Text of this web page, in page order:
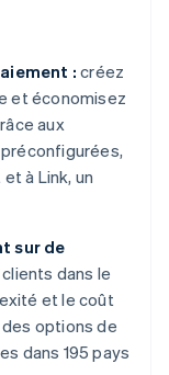
: créez
et économisez
aux
à Link, un
sur de
dans le
et le coût
options de
dans 195 pays